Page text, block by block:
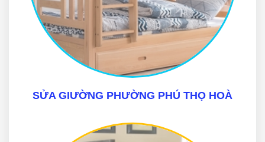
SỬA GIƯỜNG PHƯỜNG PHÚ THỌ HOÀ